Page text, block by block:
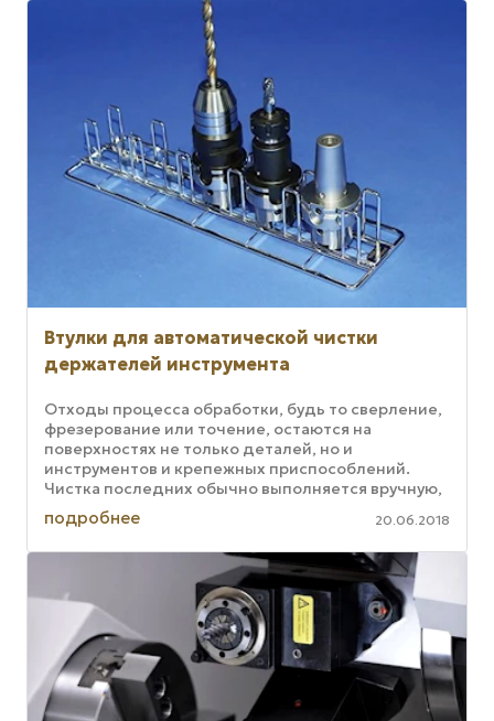
Втулки для автоматической чистки
держателей инструмента
Отходы процесса обработки, будь то сверление,
фрезерование или точение, остаются на
поверхностях не только деталей, но и
инструментов и крепежных приспособлений.
Чистка последних обычно выполняется вручную,
даже если чистка произведенных деталей ...
подробнее 20.06.2018